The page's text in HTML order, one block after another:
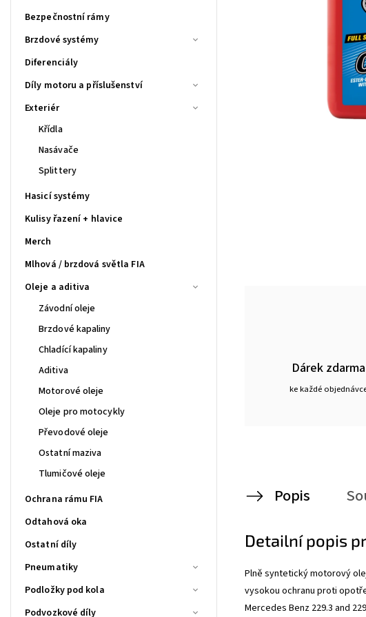
Bezpečnostní rámy
Brzdové systémy
Diferenciály
Díly motoru a příslušenství
Exteriér
Křídla
Nasávače
Splittery
Hasicí systémy
Kulisy řazení + hlavice
Merch
Mlhová / brzdová světla FIA
Oleje a aditiva
Závodní oleje
Brzdové kapaliny
Chladící kapaliny
Aditiva
Motorové oleje
Oleje pro motocykly
Převodové oleje
Ostatní maziva
Tlumičové oleje
Ochrana rámu FIA
Odtahová oka
Ostatní díly
Pneumatiky
Podložky pod kola
Podvozkové díly
Dárek zdarma
ke každé
Popis
Detailní popis
Plně syntetický motorový
vysokou ochranu proti
Mercedes Benz 229.3 and